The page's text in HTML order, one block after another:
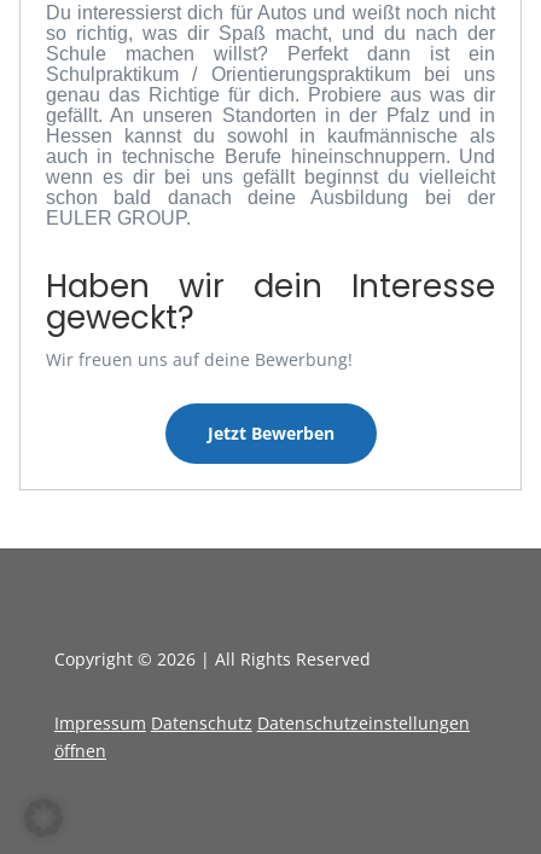
Du interessierst dich für Autos und weißt noch nicht
so richtig, was dir Spaß macht, und du nach der
Schule machen willst? Perfekt dann ist ein
Schulpraktikum / Orientierungspraktikum bei uns
genau das Richtige für dich. Probiere aus was dir
gefällt. An unseren Standorten in der Pfalz und in
Hessen kannst du sowohl in kaufmännische als
auch in technische Berufe hineinschnuppern. Und
wenn es dir bei uns gefällt beginnst du vielleicht
schon bald danach deine Ausbildung bei der
EULER GROUP.
Haben wir dein Interesse
geweckt?
Wir freuen uns auf deine Bewerbung!
Jetzt Bewerben
Copyright © 2026 | All Rights Reserved
Impressum Datenschutz Datenschutzeinstellungen
öffnen